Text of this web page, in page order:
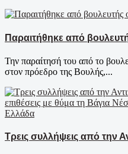
Παραιτήθηκε από
Την παραίτησή του από το
στον πρόεδρο της Βουλής,...
Ελλάδα
Τρεις συλλήψεις από την